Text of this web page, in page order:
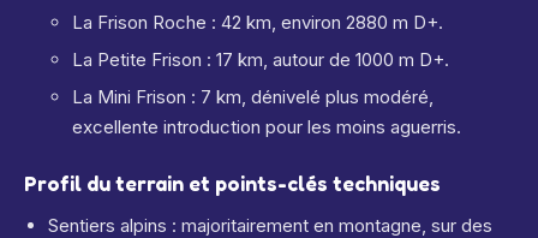
La Frison Roche : 42 km, environ 2880 m D+.
La Petite Frison : 17 km, autour de 1000 m D+.
La Mini Frison : 7 km, dénivelé plus modéré,
excellente introduction pour les moins aguerris.
Profil du terrain et points-clés techniques
Sentiers alpins : majoritairement en montagne, sur des